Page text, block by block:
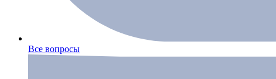
Все вопросы